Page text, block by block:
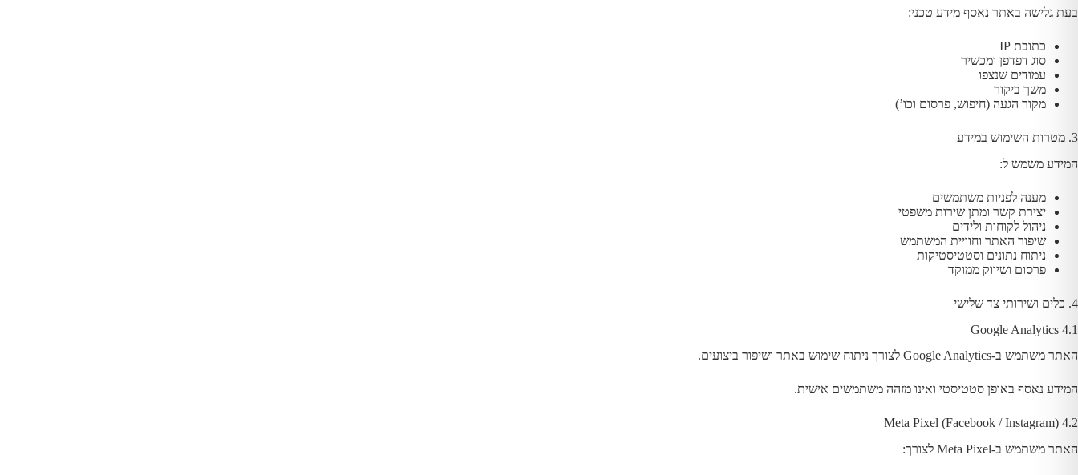
בעת גלישה באתר נאסף מידע טכני:
כתובת IP
סוג דפדפן ומכשיר
עמודים שנצפו
משך ביקור
מקור הגעה (חיפוש, פרסום וכו’)
3. מטרות השימוש במידע
המידע משמש ל:
מענה לפניות משתמשים
יצירת קשר ומתן שירות משפטי
ניהול לקוחות ולידים
שיפור האתר וחוויית המשתמש
ניתוח נתונים וסטטיסטיקות
פרסום ושיווק ממוקד
4. כלים ושירותי צד שלישי
4.1 Google Analytics
האתר משתמש ב-Google Analytics לצורך ניתוח שימוש באתר ושיפור ביצועים.
המידע נאסף באופן סטטיסטי ואינו מזהה משתמשים אישית.
4.2 Meta Pixel (Facebook / Instagram)
האתר משתמש ב-Meta Pixel לצורך: